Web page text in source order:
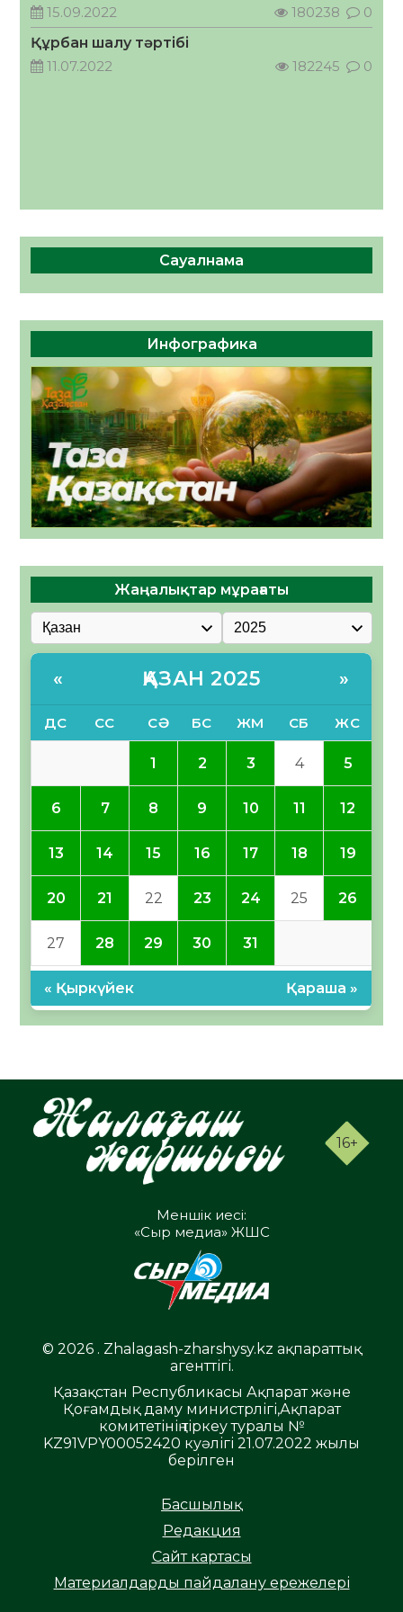
кеңесшісі болып тағайындалды
05.08.2026
46 0
15.09.2022
180238
0
Құрбан шалу тәртібі
11.07.2022
182245 0
Сауалнама
Инфографика
Жаңалықтар мұрағаты
« ҚАЗАН 2025 »
ДС СС СӘ БС ЖМ СБ ЖС
1 2 3 4 5
6 7 8 9 10 11 12
13 14 15 16 17 18 19
20 21 22 23 24 25 26
27 28 29 30 31
« Қыркүйек Қараша »
16+
Меншік иесі:
«Сыр медиа» ЖШС
© 2026 . Zhalagash-zharshysy.kz ақпараттық
агенттігі.
Қазақстан Республикасы Ақпарат және
Қоғамдық даму министрлігі,Ақпарат
комитетінің тіркеу туралы №
KZ91VPY00052420 куәлігі 21.07.2022 жылы
берілген
Басшылық
Редакция
Сайт картасы
Материалдарды пайдалану ережелері